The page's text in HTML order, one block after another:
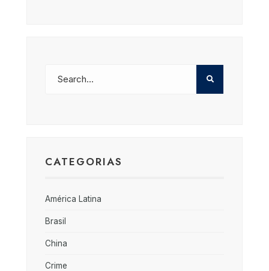
CATEGORIAS
América Latina
Brasil
China
Crime